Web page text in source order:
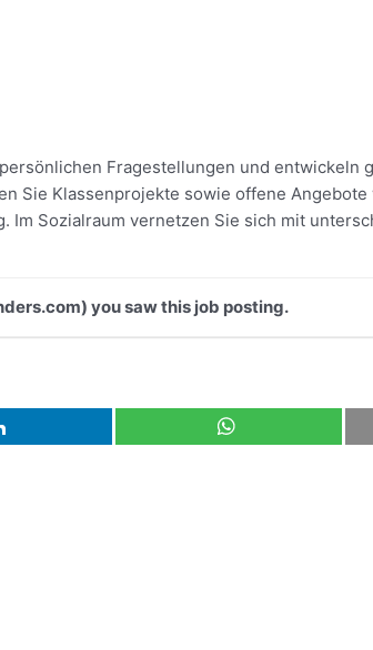
Fragestellungen und entwickeln
Sie Klassenprojekte sowie offene
Sozialraum vernetzen Sie sich mit
you saw this job posting.